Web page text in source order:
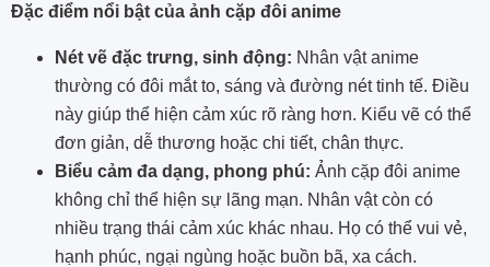
Đặc điểm nổi bật của ảnh cặp đôi anime
Nét vẽ đặc trưng, sinh động: Nhân vật anime
thường có đôi mắt to, sáng và đường nét tinh tế. Điều
này giúp thể hiện cảm xúc rõ ràng hơn. Kiểu vẽ có thể
đơn giản, dễ thương hoặc chi tiết, chân thực.
Biểu cảm đa dạng, phong phú: Ảnh cặp đôi anime
không chỉ thể hiện sự lãng mạn. Nhân vật còn có
nhiều trạng thái cảm xúc khác nhau. Họ có thể vui vẻ,
hạnh phúc, ngại ngùng hoặc buồn bã, xa cách.